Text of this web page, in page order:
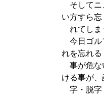
そしてニ
い方すら忘
れてしま
今日ゴル
れを忘れる
事が危な
ける事が、
字・脱字